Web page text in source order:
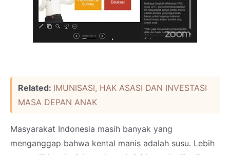
Related: IMUNISASI, HAK ASASI DAN INVESTASI
MASA DEPAN ANAK
Masyarakat Indonesia masih banyak yang
menganggap bahwa kental manis adalah susu. Lebih